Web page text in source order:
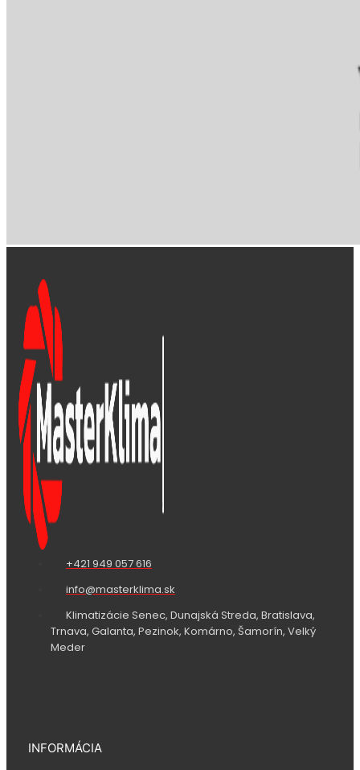
+421 949 057 616
info@masterklima.sk
Klimatizácie Senec, Dunajská Streda, Bratislava,
Trnava, Galanta, Pezinok, Komárno, Šamorín, Velký
Meder
INFORMÁCIA